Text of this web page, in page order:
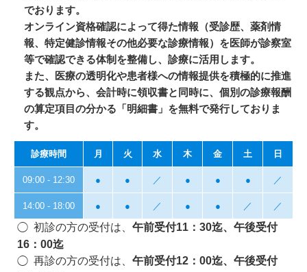
でおります。
オンライン資格確認によって得た情報（受診歴、薬剤情
報、特定健診情報その他必要な診療情報）を医師が診察室
等で確認できる体制を整備し、診療に活用します。
また、医療の透明化や患者様への情報提供を積極的に推進
する観点から、会計時に領収書と同時に、個別の診療報酬
の算定項目の分かる「明細書」を無料で発行しておりま
す。
診療時間 月 火 水 木 金 土 日
09:00 - 12:30 ● ● ／ ● ● ● ／
14:00 - 18:00 ● ● ／ ● ● ／ ／
初診の方の受付は、 午前受付11：30迄、午後受付
16：00迄
再診の方の受付は、 午前受付12：00迄、午後受付